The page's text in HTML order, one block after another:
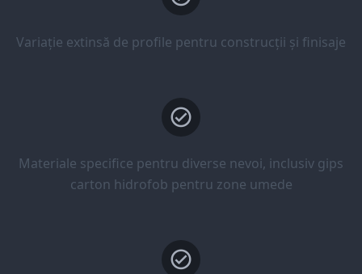
Variație extinsă de profile pentru construcții și finisaje
Materiale specifice pentru diverse nevoi, inclusiv gips
carton hidrofob pentru zone umede